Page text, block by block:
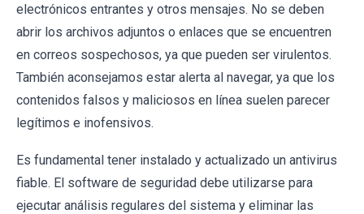
electrónicos entrantes y otros mensajes. No se deben
abrir los archivos adjuntos o enlaces que se encuentren
en correos sospechosos, ya que pueden ser virulentos.
También aconsejamos estar alerta al navegar, ya que los
contenidos falsos y maliciosos en línea suelen parecer
legítimos e inofensivos.
Es fundamental tener instalado y actualizado un antivirus
fiable. El software de seguridad debe utilizarse para
ejecutar análisis regulares del sistema y eliminar las